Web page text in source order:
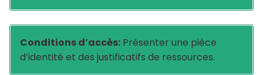
Conditions d’accès: Présenter une pièce
d’identité et des justificatifs de ressources.